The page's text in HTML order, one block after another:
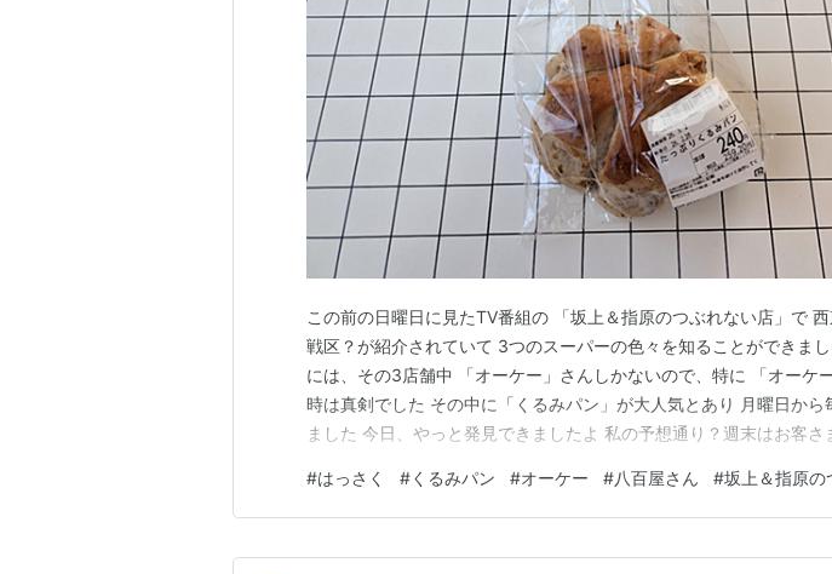
この前の日曜日に見たTV番組の 「坂上＆指原のつぶれない店」で
戦区？が紹介されていて 3つのスーパーの色々を知ることができまし
には、その3店舗中 「オーケー」さんしかないので、特に 「オーケ
時は真剣でした その中に「くるみパン」が大人気とあり 月曜日から
ました 今日、やっと発見できましたよ 私の予想通り？週末はお客さ
なり大きなパンですが、かなりの勢いで すぐに完食できてしまいま
ン」、リピ決定です 次回は、夫くんにも…
#はっさく #くるみパン #オーケー #八百屋さん #坂上＆指原の